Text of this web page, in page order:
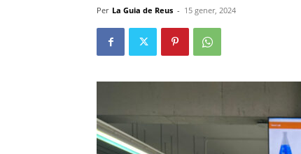
Per La Guia de Reus - 15 gener, 2024